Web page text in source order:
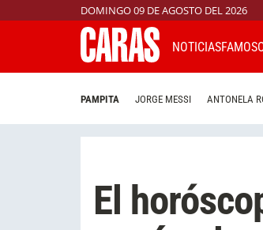
DOMINGO 09 DE AGOSTO DEL 2026
NOTICIAS
PAMPITA JORGE MESSI ANTONELA
El